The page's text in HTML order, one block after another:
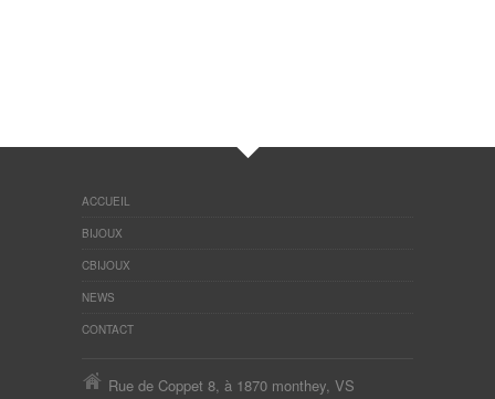
ACCUEIL
BIJOUX
CBIJOUX
NEWS
CONTACT
Rue de Coppet 8, à 1870 monthey, VS